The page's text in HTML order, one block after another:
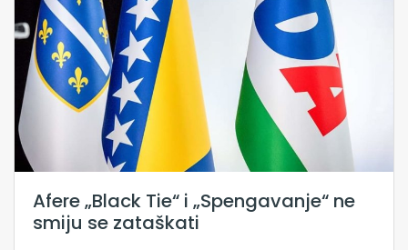
Afere „Black Tie“ i „Spengavanje“ ne
smiju se zataškati